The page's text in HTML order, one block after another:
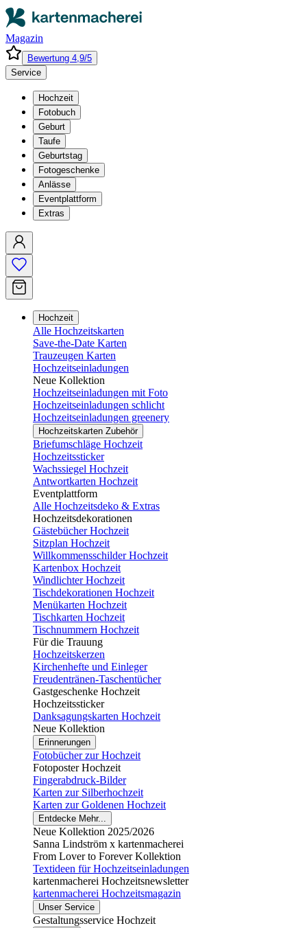
Magazin
Bewertung 4,9/5
Service
Hochzeit
Fotobuch
Geburt
Taufe
Geburtstag
Fotogeschenke
Anlässe
Eventplattform
Extras
Hochzeit
Alle Hochzeitskarten
Save-the-Date Karten
Trauzeugen Karten
Hochzeitseinladungen
Neue Kollektion
Hochzeitseinladungen mit Foto
Hochzeitseinladungen schlicht
Hochzeitseinladungen greenery
Hochzeitskarten Zubehör
Briefumschläge Hochzeit
Hochzeitssticker
Wachssiegel Hochzeit
Antwortkarten Hochzeit
Eventplattform
Alle Hochzeitsdeko & Extras
Hochzeitsdekorationen
Gästebücher Hochzeit
Sitzplan Hochzeit
Willkommensschilder Hochzeit
Kartenbox Hochzeit
Windlichter Hochzeit
Tischdekorationen Hochzeit
Menükarten Hochzeit
Tischkarten Hochzeit
Tischnummern Hochzeit
Für die Trauung
Hochzeitskerzen
Kirchenhefte und Einleger
Freudentränen-Taschentücher
Gastgeschenke Hochzeit
Hochzeitssticker
Danksagungskarten Hochzeit
Neue Kollektion
Erinnerungen
Fotobücher zur Hochzeit
Fotoposter Hochzeit
Fingerabdruck-Bilder
Karten zur Silberhochzeit
Karten zur Goldenen Hochzeit
Entdecke Mehr...
Neue Kollektion 2025/2026
Sanna Lindström x kartenmacherei
From Lover to Forever Kollektion
Textideen für Hochzeitseinladungen
kartenmacherei Hochzeitsnewsletter
kartenmacherei Hochzeitsmagazin
Unser Service
Gestaltungsservice Hochzeit